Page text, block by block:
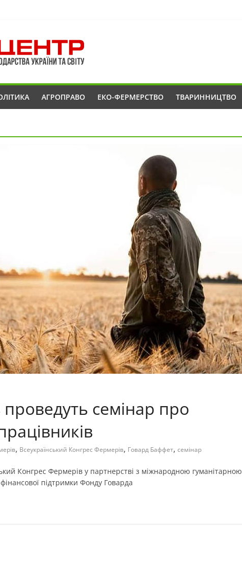
АГРОПРАВО ЕКО-ФЕРМЕРСТВО ТВАРИННИЦТВО
семінар про
, Всеукраїнський Конгрес Фермерів, Говард Баффет, семінар
Конгрес Фермерів у партнерстві з міжнародною гуманітарною
фінансової підтримки Фонду Говарда